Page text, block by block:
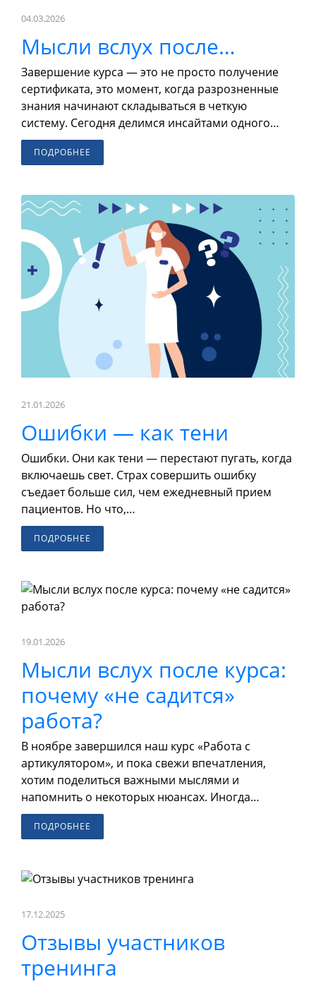
04.03.2026
Мысли вслух после…
Завершение курса — это не просто получение
сертификата, это момент, когда разрозненные
знания начинают складываться в четкую
систему. Сегодня делимся инсайтами одного…
ПОДРОБНЕЕ
21.01.2026
Ошибки — как тени
Ошибки. Они как тени — перестают пугать, когда
включаешь свет. Страх совершить ошибку
съедает больше сил, чем ежедневный прием
пациентов. Но что,…
ПОДРОБНЕЕ
19.01.2026
Мысли вслух после курса:
почему «не садится»
работа?
В ноябре завершился наш курс «Работа с
артикулятором», и пока свежи впечатления,
хотим поделиться важными мыслями и
напомнить о некоторых нюансах. Иногда…
ПОДРОБНЕЕ
17.12.2025
Отзывы участников
тренинга